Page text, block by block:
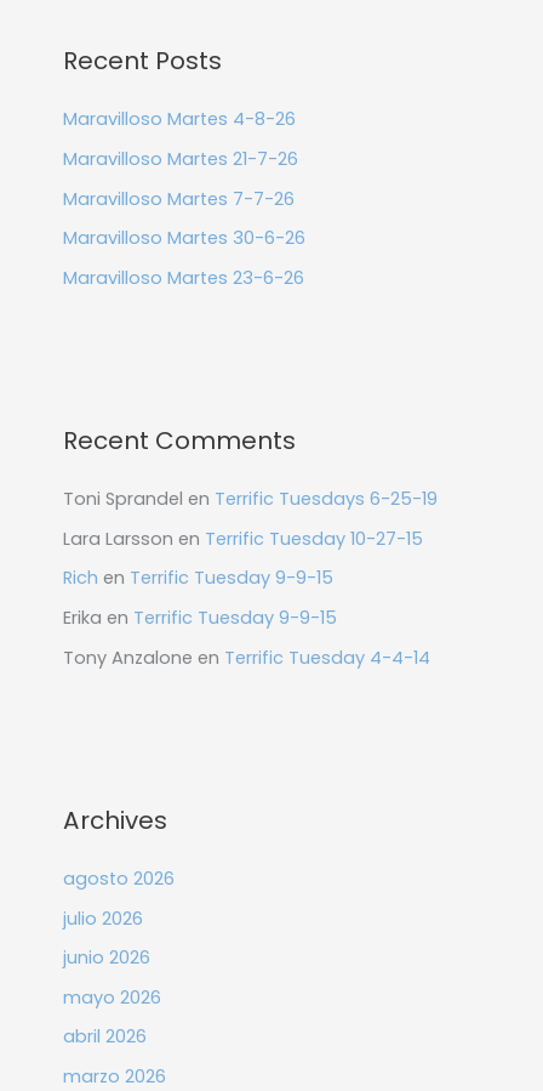
Recent Posts
Maravilloso Martes 4-8-26
Maravilloso Martes 21-7-26
Maravilloso Martes 7-7-26
Maravilloso Martes 30-6-26
Maravilloso Martes 23-6-26
Recent Comments
Toni Sprandel en Terrific Tuesdays 6-25-19
Lara Larsson en Terrific Tuesday 10-27-15
Rich en Terrific Tuesday 9-9-15
Erika en Terrific Tuesday 9-9-15
Tony Anzalone en Terrific Tuesday 4-4-14
Archives
agosto 2026
julio 2026
junio 2026
mayo 2026
abril 2026
marzo 2026